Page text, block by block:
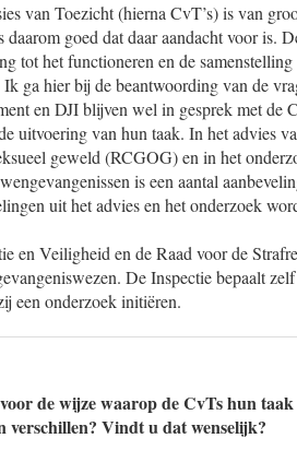
van Toezicht (hierna CvT’s) is van
goed dat daar aandacht voor is.
tot het functioneren en de
ga hier bij de beantwoording van de
en DJI blijven wel in gesprek met de
uitvoering van hun taak. In het advies
geweld (RCGOG) en in het
is een aantal
uit het advies en het onderzoek
en Veiligheid en de Raad voor de
De Inspectie bepaalt
een onderzoek initiëren.
de wijze waarop de CvTs hun
Vindt u dat wenselijk?